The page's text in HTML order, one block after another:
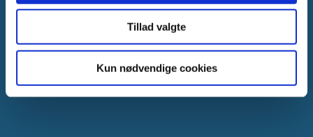
Tillad valgte
Kun nødvendige cookies